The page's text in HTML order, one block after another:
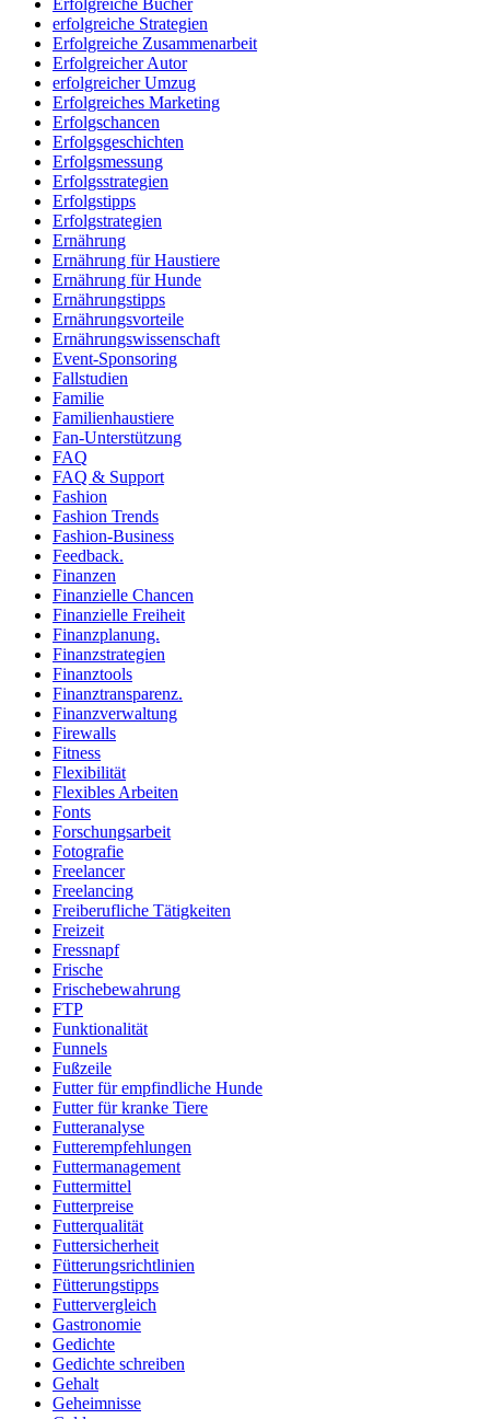
Erfolgreiche Bücher
erfolgreiche Strategien
Erfolgreiche Zusammenarbeit
Erfolgreicher Autor
erfolgreicher Umzug
Erfolgreiches Marketing
Erfolgschancen
Erfolgsgeschichten
Erfolgsmessung
Erfolgsstrategien
Erfolgstipps
Erfolgstrategien
Ernährung
Ernährung für Haustiere
Ernährung für Hunde
Ernährungstipps
Ernährungsvorteile
Ernährungswissenschaft
Event-Sponsoring
Fallstudien
Familie
Familienhaustiere
Fan-Unterstützung
FAQ
FAQ & Support
Fashion
Fashion Trends
Fashion-Business
Feedback.
Finanzen
Finanzielle Chancen
Finanzielle Freiheit
Finanzplanung.
Finanzstrategien
Finanztools
Finanztransparenz.
Finanzverwaltung
Firewalls
Fitness
Flexibilität
Flexibles Arbeiten
Fonts
Forschungsarbeit
Fotografie
Freelancer
Freelancing
Freiberufliche Tätigkeiten
Freizeit
Fressnapf
Frische
Frischebewahrung
FTP
Funktionalität
Funnels
Fußzeile
Futter für empfindliche Hunde
Futter für kranke Tiere
Futteranalyse
Futterempfehlungen
Futtermanagement
Futtermittel
Futterpreise
Futterqualität
Futtersicherheit
Fütterungsrichtlinien
Fütterungstipps
Futtervergleich
Gastronomie
Gedichte
Gedichte schreiben
Gehalt
Geheimnisse